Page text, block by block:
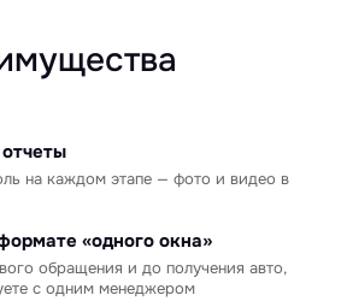
на каждом этапе — фото и видео в
«одного окна»
обращения и до получения авто,
с одним менеджером